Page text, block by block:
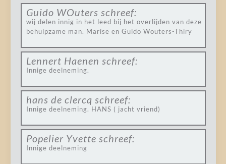
Guido WOuters schreef:
wij delen innig in het leed bij het overlijden van deze
behulpzame man. Marise en Guido Wouters-Thiry
Lennert Haenen schreef:
Innige deelneming.
hans de clercq schreef:
Innige deelneming. HANS ( jacht vriend)
Popelier Yvette schreef:
Innige deelneming